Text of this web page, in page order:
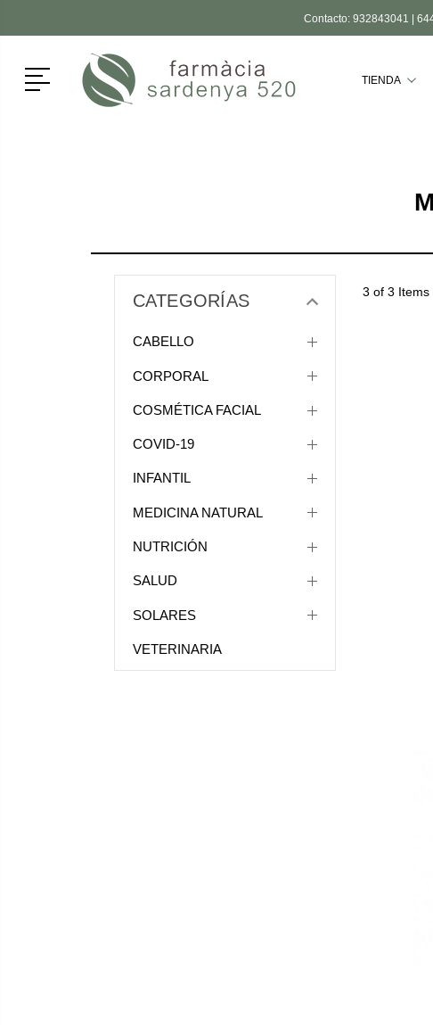
Contacto: 932843041 |
Menú TIENDA
CATEGORÍAS
CABELLO
CORPORAL
COSMÉTICA FACIAL
COVID-19
INFANTIL
MEDICINA NATURAL
NUTRICIÓN
SALUD
SOLARES
VETERINARIA
3 of 3 Items